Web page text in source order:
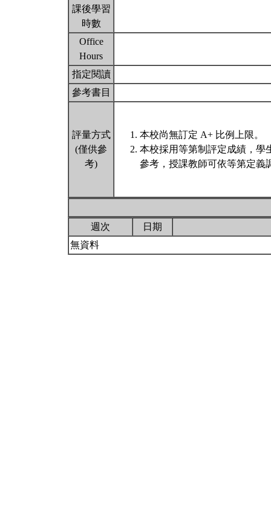
課後學習
時數
Office
Hours
指定閱讀
參考書目
評量方式
(僅供參
考)
本校尚無訂定 A+ 比例上限。
本校採用等第制評定成績，學
參考，授課教師可依等第定義
週次
日期
無資料